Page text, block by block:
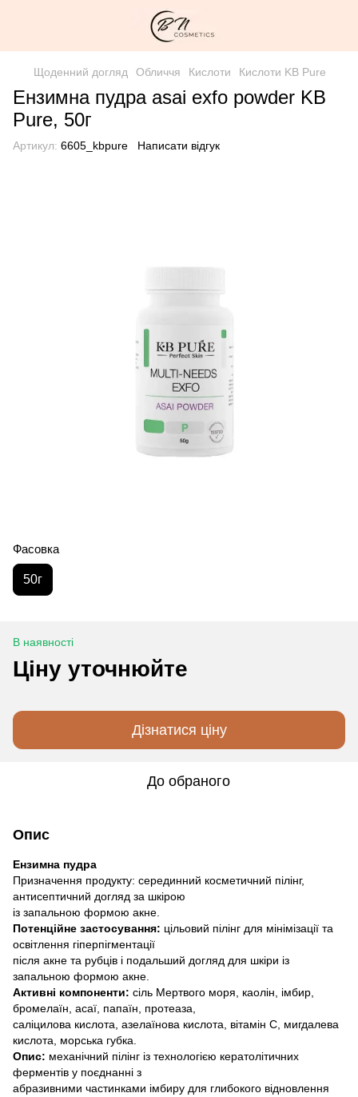
Щоденний догляд Обличчя Кислоти Кислоти KB Pure
Ензимна пудра asai exfo powder KB
Pure, 50г
Артикул: 6605_kbpure Написати відгук
Фасовка
50г
В наявності
Ціну уточнюйте
Дізнатися ціну
До обраного
Опис
Ензимна пудра
Призначення продукту: серединний косметичний пілінг,
антисептичний догляд за шкірою
із запальною формою акне.
Потенційне застосування: цільовий пілінг для мінімізації та
освітлення гіперпігментації
після акне та рубців і подальший догляд для шкіри із
запальною формою акне.
Активні компоненти: сіль Мертвого моря, каолін, імбир,
бромелаїн, асаї, папаїн, протеаза,
саліцилова кислота, азелаїнова кислота, вітамін C, мигдалева
кислота, морська губка.
Опис: механічний пілінг із технологією кератолітичних
ферментів у поєднанні з
абразивними частинками імбиру для глибокого відновлення